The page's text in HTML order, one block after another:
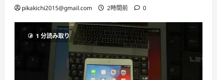
pikakichi2015@gmail.com 2時間前 0
1 分読み取り